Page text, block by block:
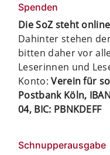
Spenden
Die SoZ steht
Dahinter stehen
bitten daher vor
Leserinnen und
Konto:Verein für
Postbank Köln,
04, BIC: PBNKDEFF
Schnupperausgabe